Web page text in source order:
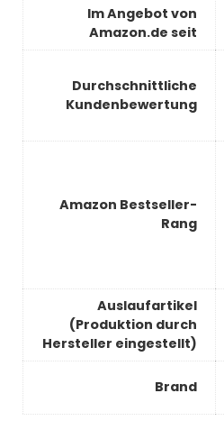
Im Angebot von
Amazon.de seit
Durchschnittliche
Kundenbewertung
Amazon Bestseller-
Rang
Auslaufartikel
(Produktion durch
Hersteller eingestellt)
Brand